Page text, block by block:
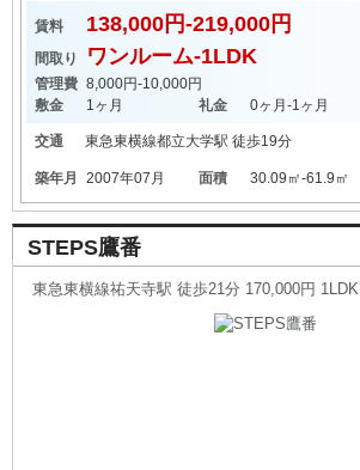
賃料 138,000円-219,000円
間取り ワンルーム-1LDK
管理費 8,000円-10,000円
敷金
1ヶ月 礼金 0ヶ月-1ヶ月
交通 東急東横線都立大学駅 徒歩19分
築年月 2007年07月 面積 30.09㎡-61.9㎡
STEPS鷹番
東急東横線祐天寺駅 徒歩21分 170,000円 1LDK